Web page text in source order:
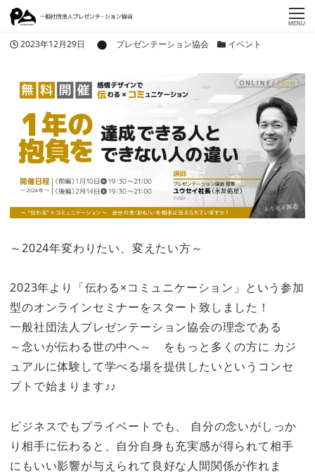
MENU
投稿日
2023年12月29日 著者 プレゼンテーション協会 カテゴリー
イベント
～2024年変わりたい、変えたい方～
2023年より「伝わる×コミュニケーション」という参加
型のオンラインセミナーをスタート致しました！
一般社団法人プレゼンテーション協会の理念である
～念いが伝わる世の中へ～ をもっと多くの方に カジ
ュアルに体験して学べる場を提供したいというコンセ
プトで始まります♪♪
ビジネスでもプライベートでも、 自分の念いがしっか
り相手に伝わると、自分自身も充実感が得られて相手
にもいい影響が与えられて良好な人間関係が作れま